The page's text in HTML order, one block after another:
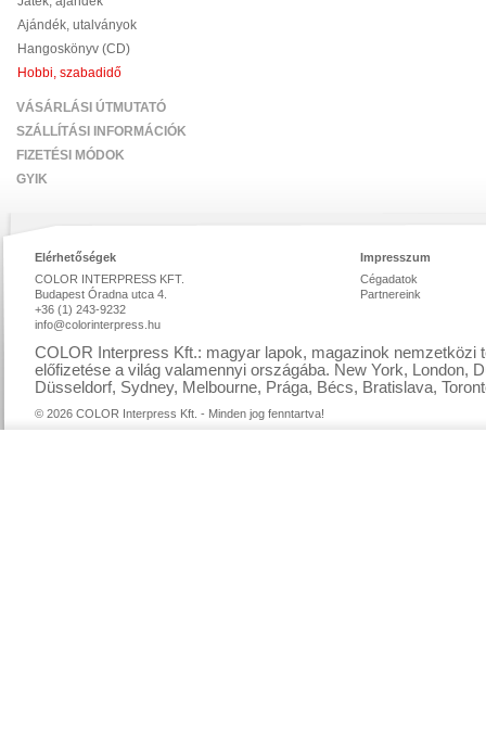
Ajándék, utalványok
Hangoskönyv (CD)
Hobbi, szabadidő
VÁSÁRLÁSI ÚTMUTATÓ
SZÁLLÍTÁSI INFORMÁCIÓK
FIZETÉSI MÓDOK
GYIK
Elérhetőségek
COLOR INTERPRESS KFT.
Budapest Óradna utca 4.
+36 (1) 243-9232
info@colorinterpress.hu
Impresszum
Cégadatok
Partnereink
COLOR Interpress Kft.: magyar lapok, magazinok nemzetközi
előfizetése a világ valamennyi országába. New York, London,
Düsseldorf, Sydney, Melbourne, Prága, Bécs, Bratislava,
© 2026 COLOR Interpress Kft. - Minden jog fenntartva!